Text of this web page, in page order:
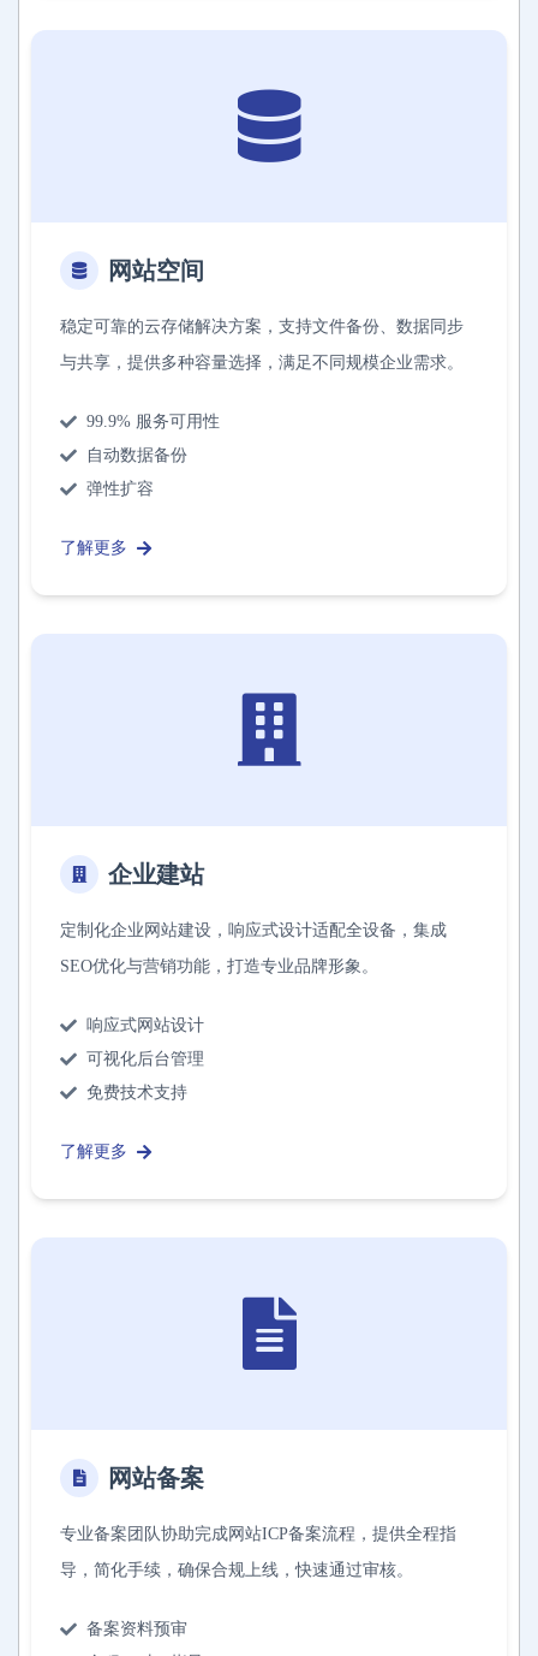
网站空间
稳定可靠的云存储解决方案，支持文件备份、数据同步
与共享，提供多种容量选择，满足不同规模企业需求。
99.9% 服务可用性
自动数据备份
弹性扩容
了解更多
企业建站
定制化企业网站建设，响应式设计适配全设备，集成
SEO优化与营销功能，打造专业品牌形象。
响应式网站设计
可视化后台管理
免费技术支持
了解更多
网站备案
专业备案团队协助完成网站ICP备案流程，提供全程指
导，简化手续，确保合规上线，快速通过审核。
备案资料预审